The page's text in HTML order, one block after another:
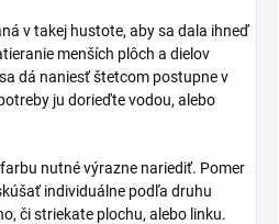
v takej hustote, aby sa dala ihneď
menších plôch a dielov
dá naniesť štetcom postupne v
ju dorieďte vodou, alebo
nutné výrazne nariediť. Pomer
individuálne podľa druhu
či striekate plochu, alebo linku.